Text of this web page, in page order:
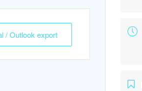
/ Outlook export